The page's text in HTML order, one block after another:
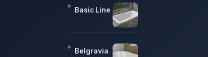
Basic Line
Belgravia